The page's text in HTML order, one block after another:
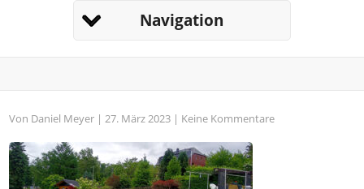
Navigation
Von Daniel Meyer | 27. März 2023 | Keine Kommentare